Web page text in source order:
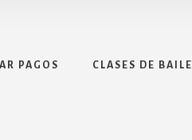
PAGOS CLASES DE BAILE